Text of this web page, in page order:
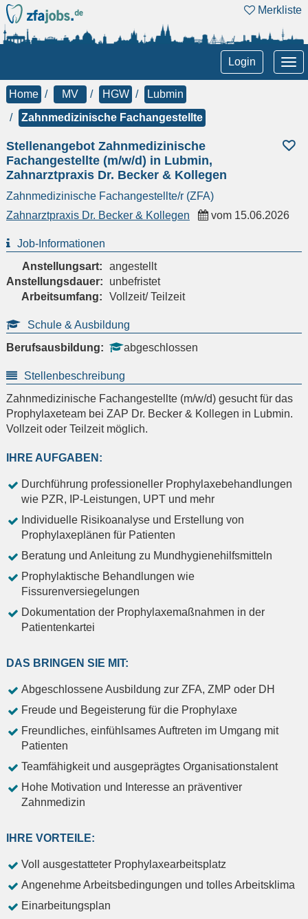
Merkliste
Login
Home MV HGW
Lubmin
Zahnmedizinische Fachangestellte
Stellenangebot Zahnmedizinische
Fachangestellte (m/w/d) in Lubmin,
Zahnarztpraxis Dr. Becker & Kollegen
Zahnmedizinische Fachangestellte/r (ZFA)
Zahnarztpraxis Dr. Becker & Kollegen
vom 15.06.2026
Job-Informationen
Anstellungsart:
angestellt
Anstellungsdauer:
unbefristet
Arbeitsumfang:
Vollzeit/ Teilzeit
Schule & Ausbildung
Berufsausbildung:
abgeschlossen
Stellenbeschreibung
Zahnmedizinische Fachangestellte (m/w/d) gesucht für das
Prophylaxeteam bei ZAP Dr. Becker & Kollegen in Lubmin.
Vollzeit oder Teilzeit möglich.
IHRE AUFGABEN:
Durchführung professioneller Prophylaxebehandlungen
wie PZR, IP-Leistungen, UPT und mehr
Individuelle Risikoanalyse und Erstellung von
Prophylaxeplänen für Patienten
Beratung und Anleitung zu Mundhygienehilfsmitteln
Prophylaktische Behandlungen wie
Fissurenversiegelungen
Dokumentation der Prophylaxemaßnahmen in der
Patientenkartei
DAS BRINGEN SIE MIT:
Abgeschlossene Ausbildung zur ZFA, ZMP oder DH
Freude und Begeisterung für die Prophylaxe
Freundliches, einfühlsames Auftreten im Umgang mit
Patienten
Teamfähigkeit und ausgeprägtes Organisationstalent
Hohe Motivation und Interesse an präventiver
Zahnmedizin
IHRE VORTEILE:
Voll ausgestatteter Prophylaxearbeitsplatz
Angenehme Arbeitsbedingungen und tolles Arbeitsklima
Einarbeitungsplan